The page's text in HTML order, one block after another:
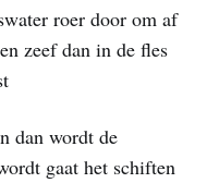
roer door om af
zeef dan in de fles
dan wordt de
gaat het schiften